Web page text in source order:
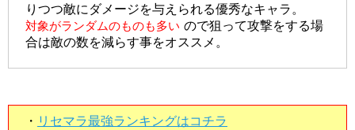
りつつ敵にダメージを与えられる優秀なキャラ。
対象がランダムのものも多い ので狙って攻撃をする場
合は敵の数を減らす事をオススメ。
・ リセマラ最強ランキングはコチラ